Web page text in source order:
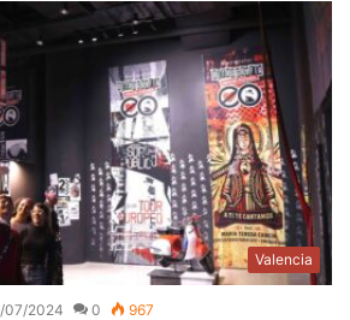
Valencia
07/2024 0 967